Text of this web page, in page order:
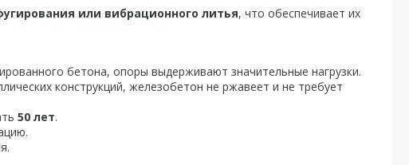
или вибрационного литья, что обеспечивает их
бетона, опоры выдерживают значительные нагрузки.
конструкций, железобетон не ржавеет и не требует
50 лет.